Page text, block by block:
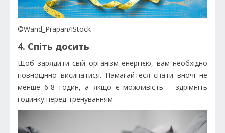
©Wand_Prapan/IStock
4. Спіть досить
Щоб зарядити свій організм енергією, вам необхідно
повноцінно висипатися. Намагайтеся спати вночі не
менше 6-8 годин, а якщо є можливість – здрімніть
годинку перед тренуванням.